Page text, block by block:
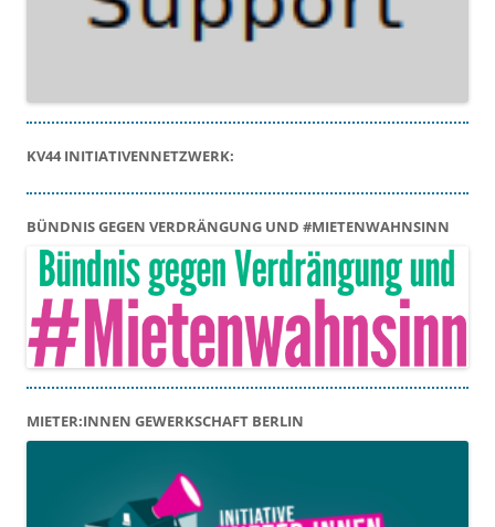
KV44 INITIATIVENNETZWERK:
BÜNDNIS GEGEN VERDRÄNGUNG UND #MIETENWAHNSINN
MIETER:INNEN GEWERKSCHAFT BERLIN